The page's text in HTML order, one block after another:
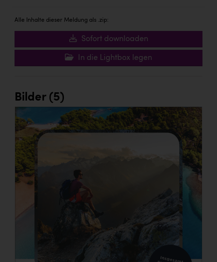
Alle Inhalte dieser Meldung als .zip:
Sofort downloaden
In die Lightbox legen
Bilder (5)